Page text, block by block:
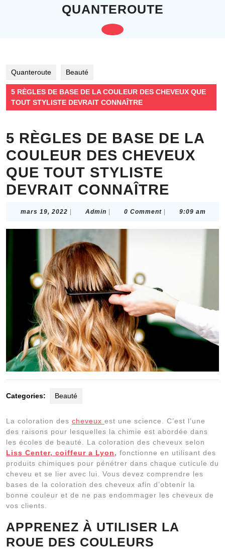
QUANTEROUTE
Open
Quanteroute Beauté
5 RÈGLES DE BASE DE LA COULEUR DES CHEVEUX QUE
TOUT STYLISTE DEVRAIT CONNAÎTRE
5 RÈGLES DE BASE DE LA
COULEUR DES CHEVEUX
QUE TOUT STYLISTE
DEVRAIT CONNAÎTRE
mars 19, 2022 mars
2022
Admin Admin0 Comment 9:09 am
Categories: Beauté
La coloration des cheveux est une science. C’est l’une
des raisons pour lesquelles la chimie est abordée dans
les écoles de beauté. La coloration des cheveux selon
Liss Center, coiffeur a Lyon, fonctionne en utilisant des
produits chimiques pour pénétrer dans chaque cuticule du
cheveu et se lier avec lui. Vous devez comprendre les
bases de la coloration des cheveux afin d’obtenir la
bonne couleur et de ne pas endommager les cheveux de
vos clients.
APPRENEZ À UTILISER LA
ROUE DES COULEURS